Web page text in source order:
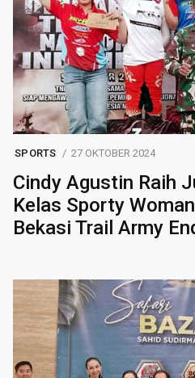
SPORTS 27 OKTOBER 2024
Cindy Agustin Raih
Kelas Sporty
Bekasi Trail Army